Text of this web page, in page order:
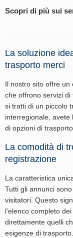
Scopri di più sui
La soluzione
trasporto merci
Il nostro sito offre un
che offrono servizi
si tratti di un piccolo
interregionale, avete
di opzioni di
La comodità di
registrazione
La caratteristica
Tutti gli annunci
visitatori. Questo
l'elenco completo
direttamente quelli
esigenze di trasporto.